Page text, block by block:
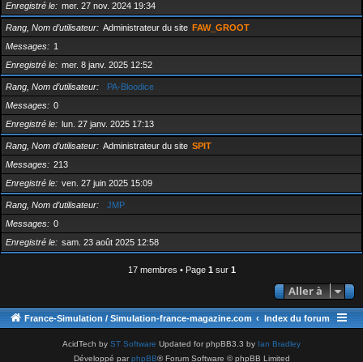
Enregistré le
mer. 27 nov. 2024 19:34
Rang, Nom d’utilisateur Administrateur du site FAW_GROOT
Messages
1
Enregistré le
mer. 8 janv. 2025 12:52
Rang, Nom d’utilisateur
PA-Bloodice
Messages
0
Enregistré le
lun. 27 janv. 2025 17:13
Rang, Nom d’utilisateur Administrateur du site SPIT
Messages
213
Enregistré le
ven. 27 juin 2025 15:09
Rang, Nom d’utilisateur
JMP
Messages
0
Enregistré le
sam. 23 août 2025 12:58
17 membres • Page 1 sur 1
Aller à
France-Simulation / Simulation-france-magazine.com Index du forum
AcidTech by ST Software Updated for phpBB3.3 by Ian Bradley
Développé parphpBB® Forum Software © phpBB Limited